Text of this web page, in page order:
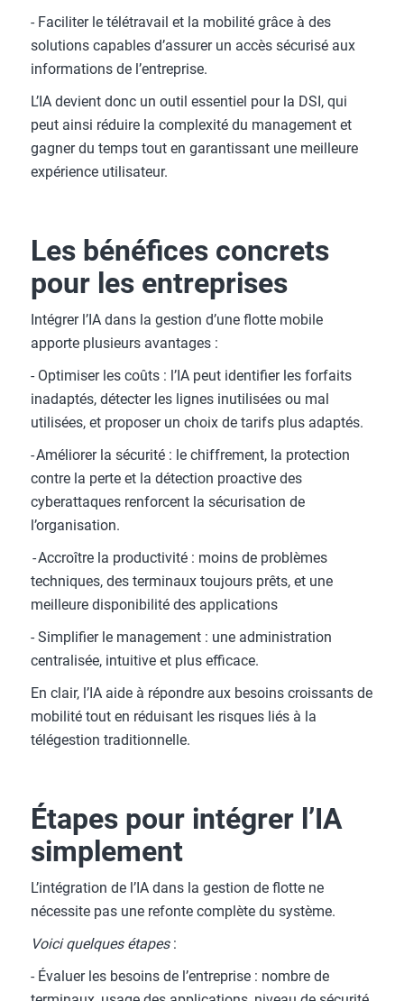
- Faciliter le télétravail et la mobilité grâce à des
solutions capables d’assurer un accès sécurisé aux
informations de l’entreprise.
L’IA devient donc un outil essentiel pour la DSI, qui
peut ainsi réduire la complexité du management et
gagner du temps tout en garantissant une meilleure
expérience utilisateur.
Les bénéfices concrets
pour les entreprises
Intégrer l’IA dans la gestion d’une flotte mobile
apporte plusieurs avantages :
- Optimiser les coûts : l’IA peut identifier les forfaits
inadaptés, détecter les lignes inutilisées ou mal
utilisées, et proposer un choix de tarifs plus adaptés.
- Améliorer la sécurité : le chiffrement, la protection
contre la perte et la détection proactive des
cyberattaques renforcent la sécurisation de
l’organisation.
- Accroître la productivité : moins de problèmes
techniques, des terminaux toujours prêts, et une
meilleure disponibilité des applications
- Simplifier le management : une administration
centralisée, intuitive et plus efficace.
En clair, l’IA aide à répondre aux besoins croissants de
mobilité tout en réduisant les risques liés à la
télégestion traditionnelle.
Étapes pour intégrer l’IA
simplement
L’intégration de l’IA dans la gestion de flotte ne
nécessite pas une refonte complète du système.
Voici quelques étapes:
- Évaluer les besoins de l’entreprise : nombre de